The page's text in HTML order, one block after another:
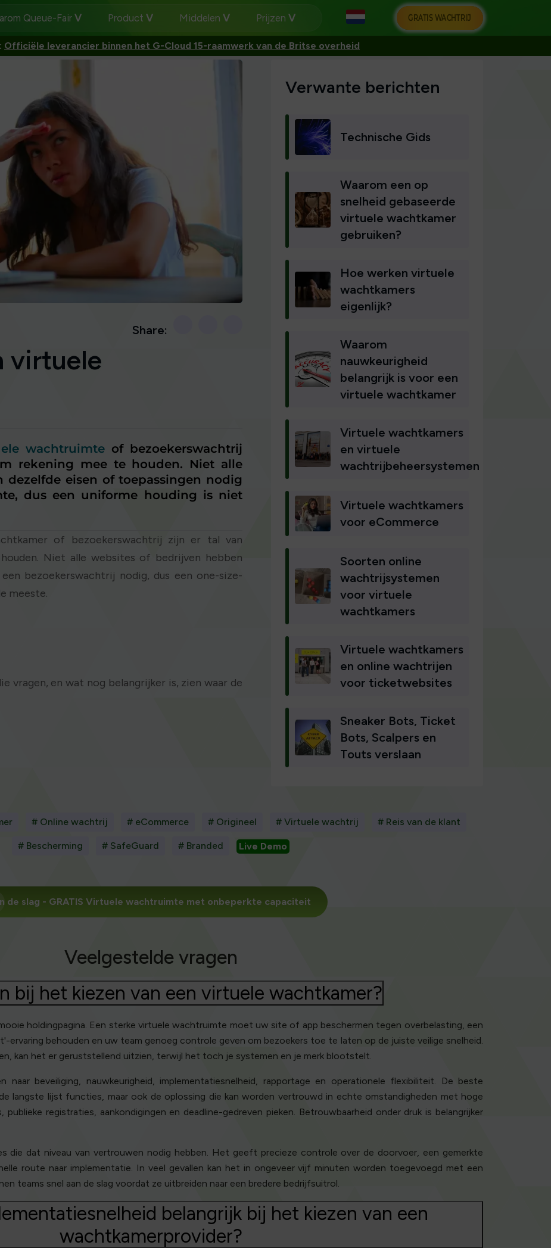
Queue-Fair Product Middelen Prijzen GRATIS WACHTRIJ
Officiële leverancier binnen het G-Cloud 15-raamwerk van de Britse overheid
Share:
virtuele
wachtruimte of bezoekerswachtrij
rekening mee te houden. Niet alle
eisen of toepassingen nodig
dus een uniforme houding is niet
of bezoekerswachtrij zijn er tal van
Niet alle websites of bedrijven hebben
bezoekerswachtrij nodig, dus een one-size-
meeste.
vragen, en wat nog belangrijker is, zien waar de
Verwante berichten
Technische Gids
Waarom een op
snelheid gebaseerde
virtuele wachtkamer
gebruiken?
Hoe werken virtuele
wachtkamers
eigenlijk?
Waarom
nauwkeurigheid
belangrijk is voor een
virtuele wachtkamer
Virtuele wachtkamers
en virtuele
wachtrijbeheersystemen
Virtuele wachtkamers
voor eCommerce
Soorten online
wachtrijsystemen
voor virtuele
wachtkamers
Virtuele wachtkamers
en online wachtrijen
voor ticketwebsites
Sneaker Bots, Ticket
Bots, Scalpers en
Touts verslaan
# Online wachtrij # eCommerce # Origineel # Virtuele wachtrij # Reis van de klant
# Bescherming # SafeGuard # Branded Live Demo
de slag - GRATIS Virtuele wachtruimte met onbeperkte capaciteit
Veelgestelde vragen
bij het kiezen van een virtuele wachtkamer?
holdingpagina. Een sterke virtuele wachtruimte moet uw site of app beschermen tegen overbelasting, een
ervaring behouden en uw team genoeg controle geven om bezoekers toe te laten op de juiste veilige snelheid.
kan het er geruststellend uitzien, terwijl het toch je systemen en je merk blootstelt.
naar beveiliging, nauwkeurigheid, implementatiesnelheid, rapportage en operationele flexibiliteit. De beste
langste lijst functies, maar ook de oplossing die kan worden vertrouwd in echte omstandigheden met hoge
registraties, aankondigingen en deadline-gedreven pieken. Betrouwbaarheid onder druk is belangrijker
die dat niveau van vertrouwen nodig hebben. Het geeft precieze controle over de doorvoer, een gemerkte
route naar implementatie. In veel gevallen kan het in ongeveer vijf minuten worden toegevoegd met een
teams snel aan de slag voordat ze uitbreiden naar een bredere bedrijfsuitrol.
belangrijk bij het kiezen van een
wachtkamerprovider?